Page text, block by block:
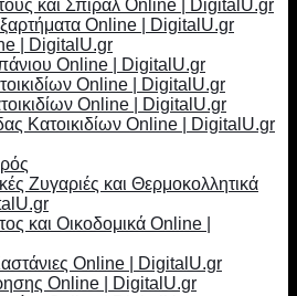
και Σπιράλ Online | DigitalU.gr
Online | DigitalU.gr
| DigitalU.gr
Online | DigitalU.gr
Online | DigitalU.gr
Online | DigitalU.gr
Κατοικιδίων Online | DigitalU.gr
Ζυγαριές και Θερμοκολλητικά
και Οικοδομικά Online |
Online | DigitalU.gr
Online | DigitalU.gr